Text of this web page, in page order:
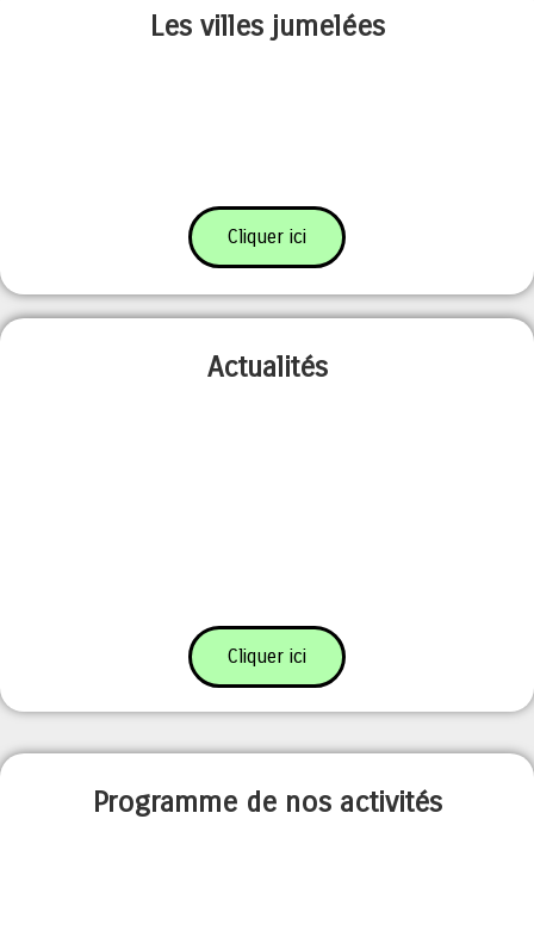
Les villes jumelées
Cliquer ici
Actualités
Cliquer ici
Programme de nos activités